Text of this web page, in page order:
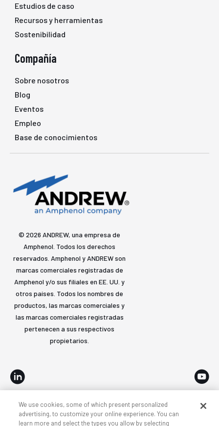
Estudios de caso
Recursos y herramientas
Sostenibilidad
Compañía
Sobre nosotros
Blog
Eventos
Empleo
Base de conocimientos
© 2026 ANDREW, una empresa de
Amphenol. Todos los derechos
reservados. Amphenol y ANDREW son
marcas comerciales registradas de
Amphenol y/o sus filiales en EE. UU. y
otros países. Todos los nombres de
productos, las marcas comerciales y
las marcas comerciales registradas
pertenecen a sus respectivos
propietarios.
Accesibilidad Privacidad y cookies Términos
We use cookies, some of which present personalized
advertising, to customize your online experience. You can
learn more and select the types you allow by selecting